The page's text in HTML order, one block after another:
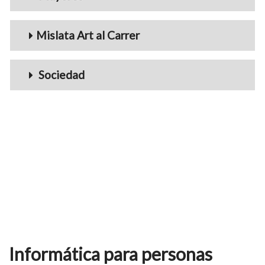
Mislata Art al Carrer
Sociedad
Informática para personas